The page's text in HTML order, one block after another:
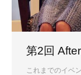
第2回
これまでのイベ